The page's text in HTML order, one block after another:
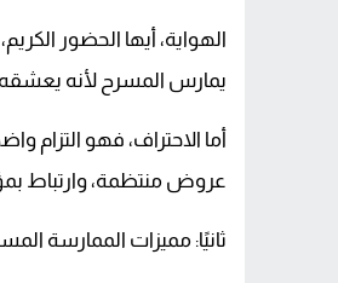
الهواية، أيها الحضور
يمارس المسرح لأنه
أما الاحتراف، فهو
عروض منتظمة، وارتباط
ثانيًا: مميزات الممارسة